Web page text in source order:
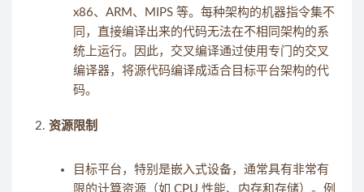
x86、ARM、MIPS 等。每种架构的机器指令集不
同，直接编译出来的代码无法在不相同架构的系
统上运行。因此，交叉编译通过使用专门的交叉
编译器，将源代码编译成适合目标平台架构的代
码。
资源限制
目标平台，特别是嵌入式设备，通常具有非常有
限的计算资源（如 CPU 性能、内存和存储）。例